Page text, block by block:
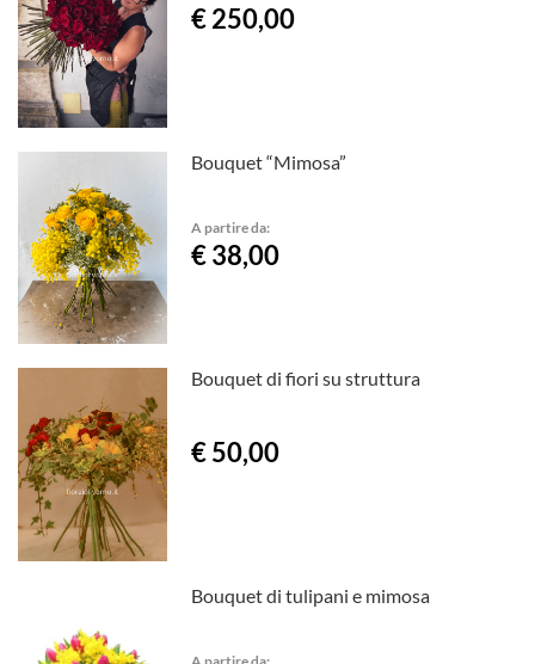
€ 250,00
Bouquet “Mimosa”
A partire da:
€ 38,00
Bouquet di fiori su struttura
€ 50,00
Bouquet di tulipani e mimosa